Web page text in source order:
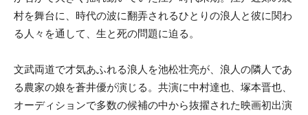
村を舞台に、時代の波に翻弄されるひとりの浪人と彼に関わ
る人々を通して、生と死の問題に迫る。
文武両道で才気あふれる浪人を池松壮亮が、浪人の隣人であ
る農家の娘を蒼井優が演じる。共演に中村達也、塚本晋也、
オーディションで多数の候補の中から抜擢された映画初出演